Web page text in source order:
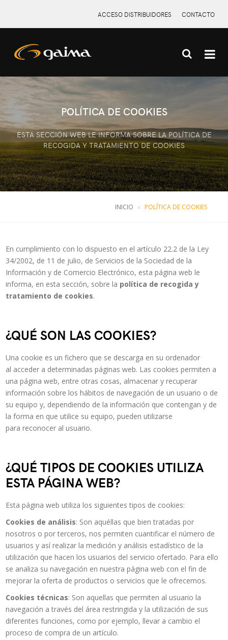
ACCESO DISTRIBUIDORES CONTACTO
POLÍTICA DE COOKIES
ESTA SECCIÓN WEB LE INFORMA SOBRE LA POLÍTICA DE
RECOGIDA Y TRATAMIENTO DE COOKIES
INICIO POLÍTICA DE COOKIES
En cumplimiento con lo dispuesto en el artículo 22.2 de la Ley
34/2002, de 11 de julio, de Servicios de la Sociedad de la
Información y de Comercio Electrónico, esta página web le
informa, en esta sección, sobre la política de recogida y
tratamiento de cookies.
¿QUÉ SON LAS COOKIES?
Una cookie es un fichero que se descarga en su ordenador
al acceder a determinadas páginas web. Las cookies permiten a
una página web, entre otras cosas, almacenar y recuperar
información sobre los hábitos de navegación de un usuario o de
su equipo y, dependiendo de la información que contengan y de
la forma en que utilice su equipo, pueden utilizarse
para reconocer al usuario.
¿QUÉ TIPOS DE COOKIES UTILIZA
ESTA PÁGINA WEB?
Esta página web utiliza los siguientes tipos de cookies:
Cookies de análisis: Son aquéllas que bien tratadas por
nosotros o por terceros, nos permiten cuantificar el número de
usuarios y así realizar la medición y análisis estadístico de la
utilización que hacen los usuarios del servicio ofertado. Para ello
se analiza su navegación en nuestra página web con el fin de
mejorar la oferta de productos o servicios que le ofrecemos.
Cookies técnicas: Son aquellas que permiten al usuario la
navegación a través del área restringida y la utilización de sus
diferentes funciones, como por ejemplo, llevar a cambio el
proceso de compra de un artículo.